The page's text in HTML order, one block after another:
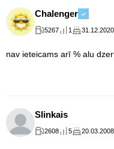
Chalenger
5267 1 31.12.2020
nav ieteicams arī % alu
Slinkais
2608 5 20.03.2008